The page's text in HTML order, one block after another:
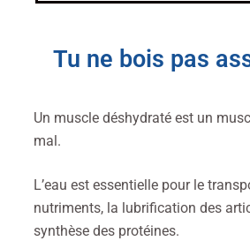
Tu ne bois pas
Un muscle déshydraté est un
mal.
L’eau est essentielle pour le
nutriments, la lubrification des
synthèse des protéines.